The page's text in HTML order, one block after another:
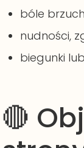
bóle
nudności,
biegunki
🔴